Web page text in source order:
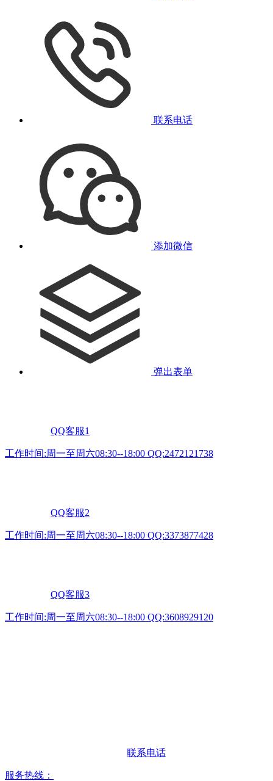
联系电话
添加微信
弹出表单
QQ客服1
工作时间:周一至周六08:30--18:00 QQ:2472121738
QQ客服2
工作时间:周一至周六08:30--18:00 QQ:3373877428
QQ客服3
工作时间:周一至周六08:30--18:00 QQ:3608929120
联系电话
服务热线：